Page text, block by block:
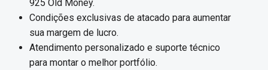
925 Old Money.
Condições exclusivas de atacado para aumentar
sua margem de lucro.
Atendimento personalizado e suporte técnico
para montar o melhor portfólio.